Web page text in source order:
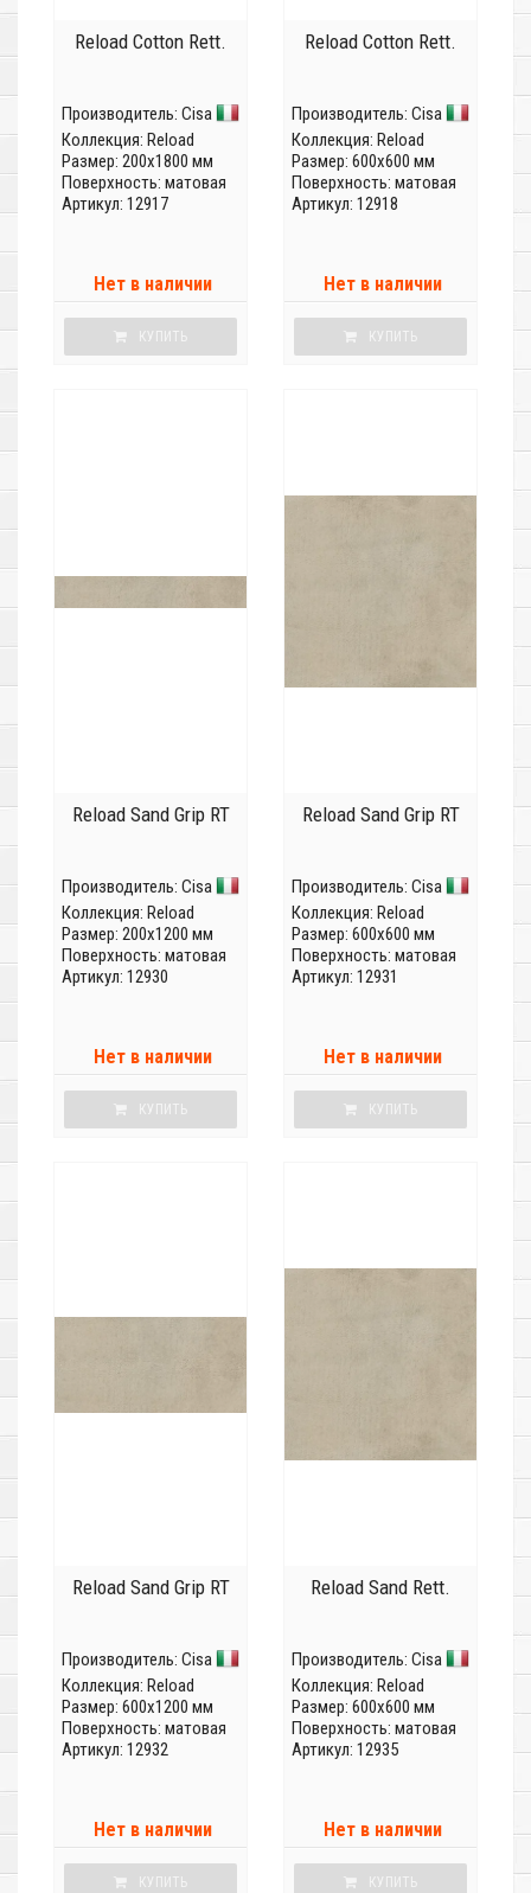
Reload Cotton Rett.
Производитель: Cisa
Коллекция: Reload
Размер: 200x1800 мм
Поверхность: матовая
Артикул: 12917
Нет в наличии
КУПИТЬ
Reload Cotton Rett.
Производитель: Cisa
Коллекция: Reload
Размер: 600x600 мм
Поверхность: матовая
Артикул: 12918
Нет в наличии
КУПИТЬ
Reload Sand Grip RT
Производитель: Cisa
Коллекция: Reload
Размер: 200x1200 мм
Поверхность: матовая
Артикул: 12930
Нет в наличии
КУПИТЬ
Reload Sand Grip RT
Производитель: Cisa
Коллекция: Reload
Размер: 600x600 мм
Поверхность: матовая
Артикул: 12931
Нет в наличии
КУПИТЬ
Reload Sand Grip RT
Производитель: Cisa
Коллекция: Reload
Размер: 600x1200 мм
Поверхность: матовая
Артикул: 12932
Нет в наличии
КУПИТЬ
Reload Sand Rett.
Производитель: Cisa
Коллекция: Reload
Размер: 600x600 мм
Поверхность: матовая
Артикул: 12935
Нет в наличии
КУПИТЬ